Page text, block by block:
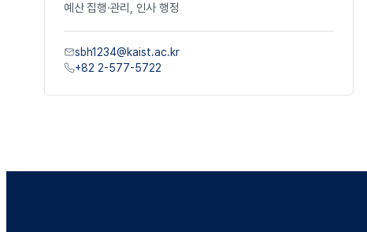
예산 집행·관리, 인사 행정
sbh1234@kaist.ac.kr
+82 2-577-5722